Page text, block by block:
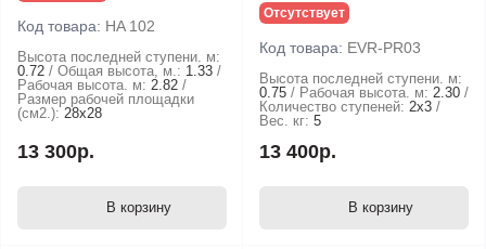
Код товара: HA 102
Высота последней ступени. м:
0.72
Общая высота, м.: 1.33
Рабочая высота. м: 2.82
Размер рабочей площадки
(см2.): 28х28
13 300р.
В корзину
Отсутствует
Код товара: EVR-PR03
Высота последней ступени. м:
0.75
Рабочая высота. м: 2.30
Количество ступеней: 2х3
Вес. кг: 5
13 400р.
В корзину